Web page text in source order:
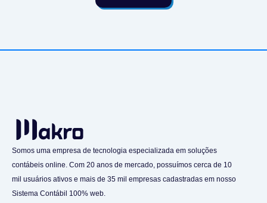
Somos uma empresa de tecnologia especializada em soluções
contábeis online. Com 20 anos de mercado, possuímos cerca de 10
mil usuários ativos e mais de 35 mil empresas cadastradas em nosso
Sistema Contábil 100% web.